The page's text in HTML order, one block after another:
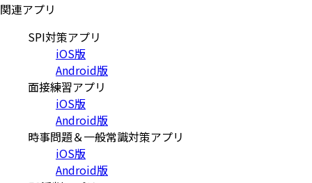
関連アプリ
SPI対策アプリ
iOS版
Android版
面接練習アプリ
iOS版
Android版
時事問題＆一般常識対策アプリ
iOS版
Android版